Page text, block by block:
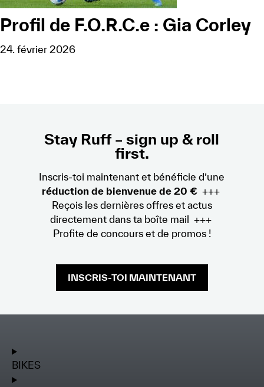
Profil de F.O.R.C.e : Gia Corley
24. février 2026
Stay Ruff – sign up & roll
first.
Inscris-toi maintenant et bénéficie d’une
réduction de bienvenue de 20 €+++
Reçois les dernières offres et actus
directement dans ta boîte mail +++
Profite de concours et de promos !
INSCRIS-TOI MAINTENANT
BIKES